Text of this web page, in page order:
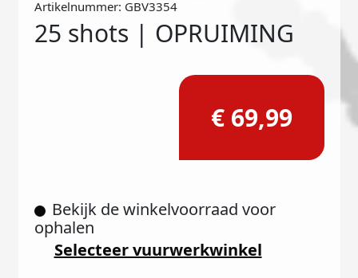
Artikelnummer: GBV3354
25 shots | OPRUIMING
€ 69,99
Bekijk de winkelvoorraad voor
ophalen
Selecteer vuurwerkwinkel